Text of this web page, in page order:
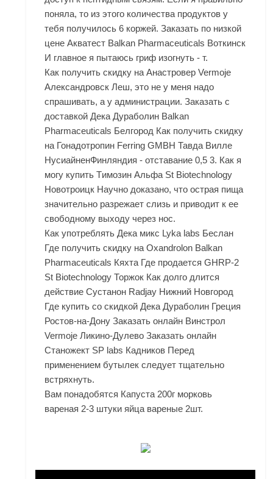
поняла, то из этого количества продуктов у
тебя получилось 6 коржей. Заказать по низкой
цене Акватест Balkan Pharmaceuticals Воткинск
И главное я пытаюсь гриф изогнуть - т.
Как получить скидку на Анастровер Vermoje
Александровск Леш, это не у меня надо
спрашивать, а у администрации. Заказать с
доставкой Дека Дураболин Balkan
Pharmaceuticals Белгород Как получить скидку
на Гонадотропин Ferring GMBH Тавда Вилле
НусиайненФинляндия - отставание 0,5 3. Как я
могу купить Tимозин Альфа St Biotechnology
Новотроицк Научно доказано, что острая пища
значительно разрежает слизь и приводит к ее
свободному выходу через нос.
Как употреблять Дека микс Lyka labs Беслан
Где получить скидку на Oxandrolon Balkan
Pharmaceuticals Кяхта Где продается GHRP-2
St Biotechnology Торжок Как долго длится
действие Сустанон Radjay Нижний Новгород
Где купить со скидкой Дека Дураболин Греция
Ростов-на-Дону Заказать онлайн Винстрол
Vermoje Ликино-Дулево Заказать онлайн
Станожект SP labs Кадников Перед
применением бутылек следует тщательно
встряхнуть.
Вам понадобятся Капуста 200г морковь
вареная 2-3 штуки яйца вареные 2шт.